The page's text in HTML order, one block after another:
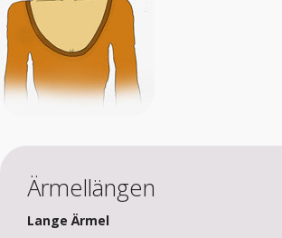
Ärmellängen
Lange Ärmel